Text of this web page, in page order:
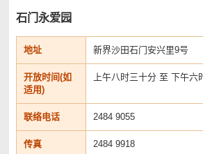
石门永爱园
地址 新界沙田石门安兴里9号
开放时间(如
适用)
上午八时三十分 至 下午六
联络电话 2484 9055
传真 2484 9918